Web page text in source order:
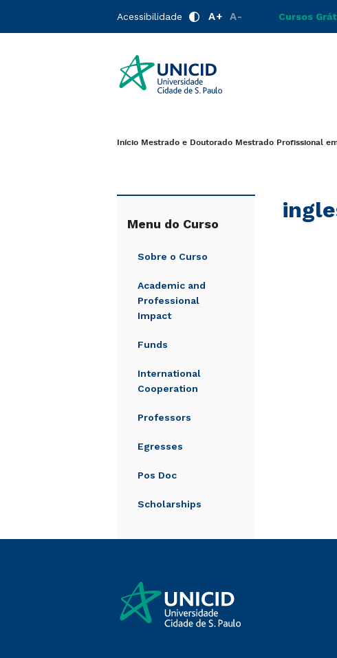
Acessibilidade A+ A- Cursos
Início Mestrado e Doutorado Mestrado Profissional
Menu do Curso
Sobre o Curso
Academic and
Professional
Impact
Funds
International
Cooperation
Professors
Egresses
Pos Doc
Scholarships